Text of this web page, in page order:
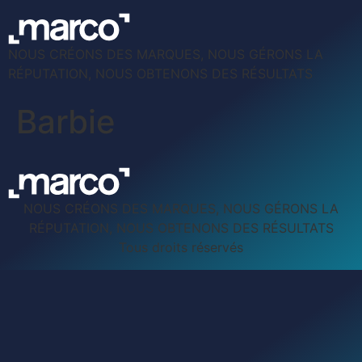
NOUS CRÉONS DES MARQUES, NOUS GÉRONS LA
RÉPUTATION, NOUS OBTENONS DES RÉSULTATS
Barbie
NOUS CRÉONS DES MARQUES, NOUS GÉRONS LA
RÉPUTATION, NOUS OBTENONS DES RÉSULTATS
Tous droits réservés